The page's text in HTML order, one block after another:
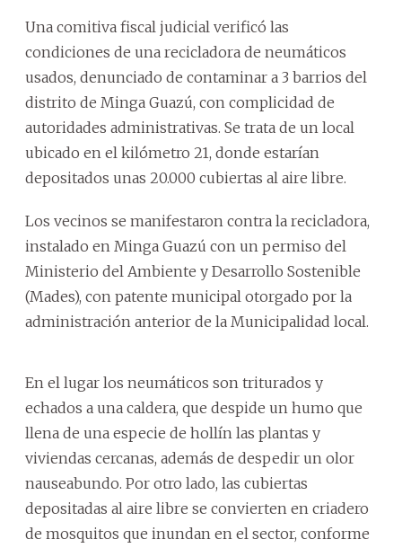
Una comitiva fiscal judicial verificó las
condiciones de una recicladora de neumáticos
usados, denunciado de contaminar a 3 barrios del
distrito de Minga Guazú, con complicidad de
autoridades administrativas. Se trata de un local
ubicado en el kilómetro 21, donde estarían
depositados unas 20.000 cubiertas al aire libre.
Los vecinos se manifestaron contra la recicladora,
instalado en Minga Guazú con un permiso del
Ministerio del Ambiente y Desarrollo Sostenible
(Mades), con patente municipal otorgado por la
administración anterior de la Municipalidad local.
En el lugar los neumáticos son triturados y
echados a una caldera, que despide un humo que
llena de una especie de hollín las plantas y
viviendas cercanas, además de despedir un olor
nauseabundo. Por otro lado, las cubiertas
depositadas al aire libre se convierten en criadero
de mosquitos que inundan en el sector, conforme